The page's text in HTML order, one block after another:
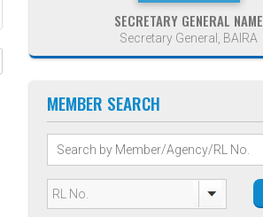
SECRETARY GENERAL NAME
Secretary General, BAIRA
MEMBER SEARCH